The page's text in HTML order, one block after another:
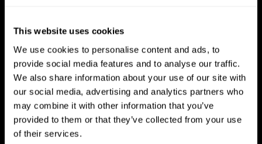
This website uses cookies
We use cookies to personalise content and ads, to
provide social media features and to analyse our traffic.
We also share information about your use of our site with
our social media, advertising and analytics partners who
may combine it with other information that you’ve
provided to them or that they’ve collected from your use
of their services.